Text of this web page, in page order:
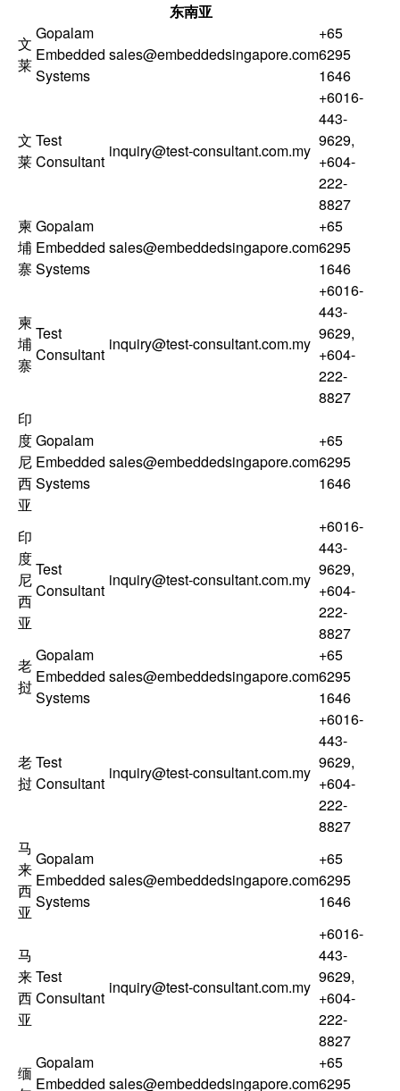
东南亚
文
莱
Gopalam
Embedded
Systems
sales@embeddedsingapore.com
+65
6295
1646
文
莱
Test
Consultant
inquiry@test-consultant.com.my
+6016-
443-
9629,
+604-
222-
8827
柬
埔
寨
Gopalam
Embedded
Systems
sales@embeddedsingapore.com
+65
6295
1646
柬
埔
寨
Test
Consultant
inquiry@test-consultant.com.my
+6016-
443-
9629,
+604-
222-
8827
印
度
尼
西
亚
Gopalam
Embedded
Systems
sales@embeddedsingapore.com
+65
6295
1646
印
度
尼
西
亚
Test
Consultant
inquiry@test-consultant.com.my
+6016-
443-
9629,
+604-
222-
8827
老
挝
Gopalam
Embedded
Systems
sales@embeddedsingapore.com
+65
6295
1646
老
挝
Test
Consultant
inquiry@test-consultant.com.my
+6016-
443-
9629,
+604-
222-
8827
马
来
西
亚
Gopalam
Embedded
Systems
sales@embeddedsingapore.com
+65
6295
1646
马
来
西
亚
Test
Consultant
inquiry@test-consultant.com.my
+6016-
443-
9629,
+604-
222-
8827
缅
Gopalam
Embedded sales@embeddedsingapore.com
+65
6295